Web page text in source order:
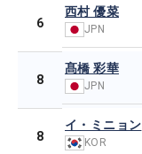
6
西村 優菜
JPN
8
髙橋 彩華
JPN
8
イ・ミニョン
KOR